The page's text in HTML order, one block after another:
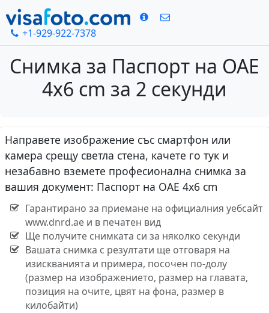
+1-929-922-7378
Снимка за Паспорт на ОАЕ
4x6 cm за 2 секунди
Направете изображение със смартфон или
камера срещу светла стена, качете го тук и
незабавно вземете професионална снимка за
вашия документ: Паспорт на ОАЕ 4x6 cm
Гарантирано за приемане на официалния уебсайт
www.dnrd.ae и в печатен вид
Ще получите снимката си за няколко секунди
Вашата снимка с резултати ще отговаря на
изискванията и примера, посочен по-долу
(размер на изображението, размер на главата,
позиция на очите, цвят на фона, размер в
килобайти)